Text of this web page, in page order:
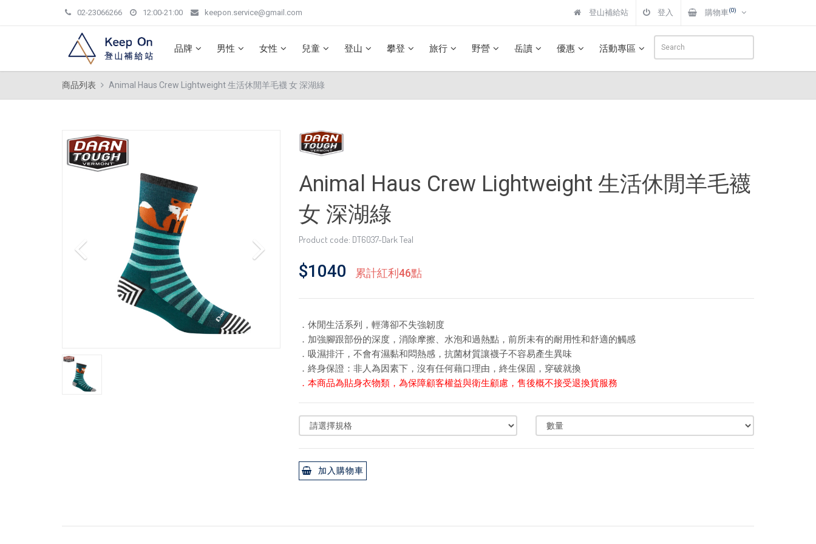
02-23066266 12:00-21:00 keepon.service@gmail.com 登山補給站 登入 購物車(0)
品牌 男性 女性 兒童 登山 攀登 旅行 野營 岳讀 優惠 活動專區
商品列表 Animal Haus Crew Lightweight 生活休閒羊毛襪 女 深湖綠
Animal Haus Crew Lightweight 生活休閒羊毛襪
女 深湖綠
Product code: DT6037-Dark Teal
$1040 累計紅利46點
．休閒生活系列，輕薄卻不失強韌度
．加強腳跟部份的深度，消除摩擦、水泡和過熱點，前所未有的耐用性和舒適的觸感
．吸濕排汗，不會有濕黏和悶熱感，抗菌材質讓襪子不容易產生異味
．終身保證：非人為因素下，沒有任何藉口理由，終生保固，穿破就換
． 本商品為貼身衣物類，為保障顧客權益與衛生顧慮，售後概不接受退換貨服務
加入購物車